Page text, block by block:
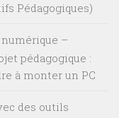
Pédagogiques)
–
pédagogique :
à monter un PC
des outils